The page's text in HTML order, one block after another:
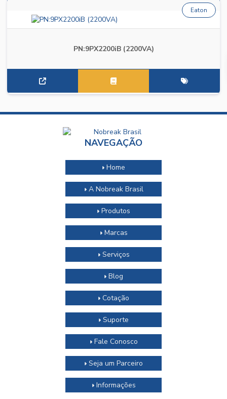
PN:9PX2200iB (2200VA)
Eaton
NAVEGAÇÃO
Home
A Nobreak Brasil
Produtos
Marcas
Serviços
Blog
Cotação
Suporte
Fale Conosco
Seja um Parceiro
Informações